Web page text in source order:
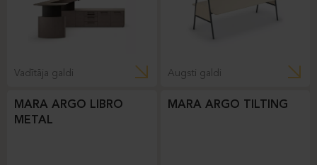
Vadītāja galdi Augsti galdi
MARA ARGO LIBRO
METAL
MARA ARGO TILTING